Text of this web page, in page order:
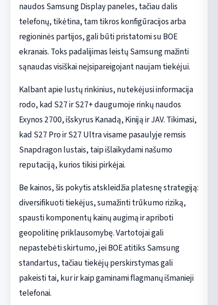
naudos Samsung Display paneles, tačiau dalis
telefonų, tikėtina, tam tikros konfigūracijos arba
regioninės partijos, gali būti pristatomi su BOE
ekranais. Toks padalijimas leistų Samsung mažinti
sąnaudas visiškai neįsipareigojant naujam tiekėjui.
Kalbant apie lustų rinkinius, nutekėjusi informacija
rodo, kad S27 ir S27+ daugumoje rinkų naudos
Exynos 2700, išskyrus Kanadą, Kiniją ir JAV. Tikimasi,
kad S27 Pro ir S27 Ultra visame pasaulyje remsis
Snapdragon lustais, taip išlaikydami našumo
reputaciją, kurios tikisi pirkėjai.
Be kainos, šis pokytis atskleidžia platesnę strategiją:
diversifikuoti tiekėjus, sumažinti trūkumo riziką,
spausti komponentų kainų augimą ir apriboti
geopolitinę priklausomybę. Vartotojai gali
nepastebėti skirtumo, jei BOE atitiks Samsung
standartus, tačiau tiekėjų perskirstymas gali
pakeisti tai, kur ir kaip gaminami flagmanų išmanieji
telefonai.